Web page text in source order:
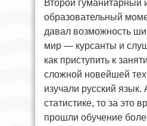
Второй гуманитарный
образовательный
давал возможность
мир — курсанты и
как приступить к
сложной новейшей
изучали русский язык.
статистике, то за это
прошли обучение